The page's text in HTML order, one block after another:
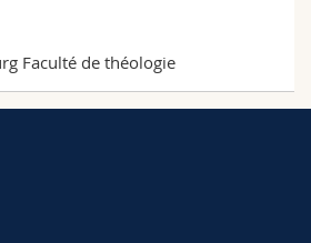
Faculté de théologie